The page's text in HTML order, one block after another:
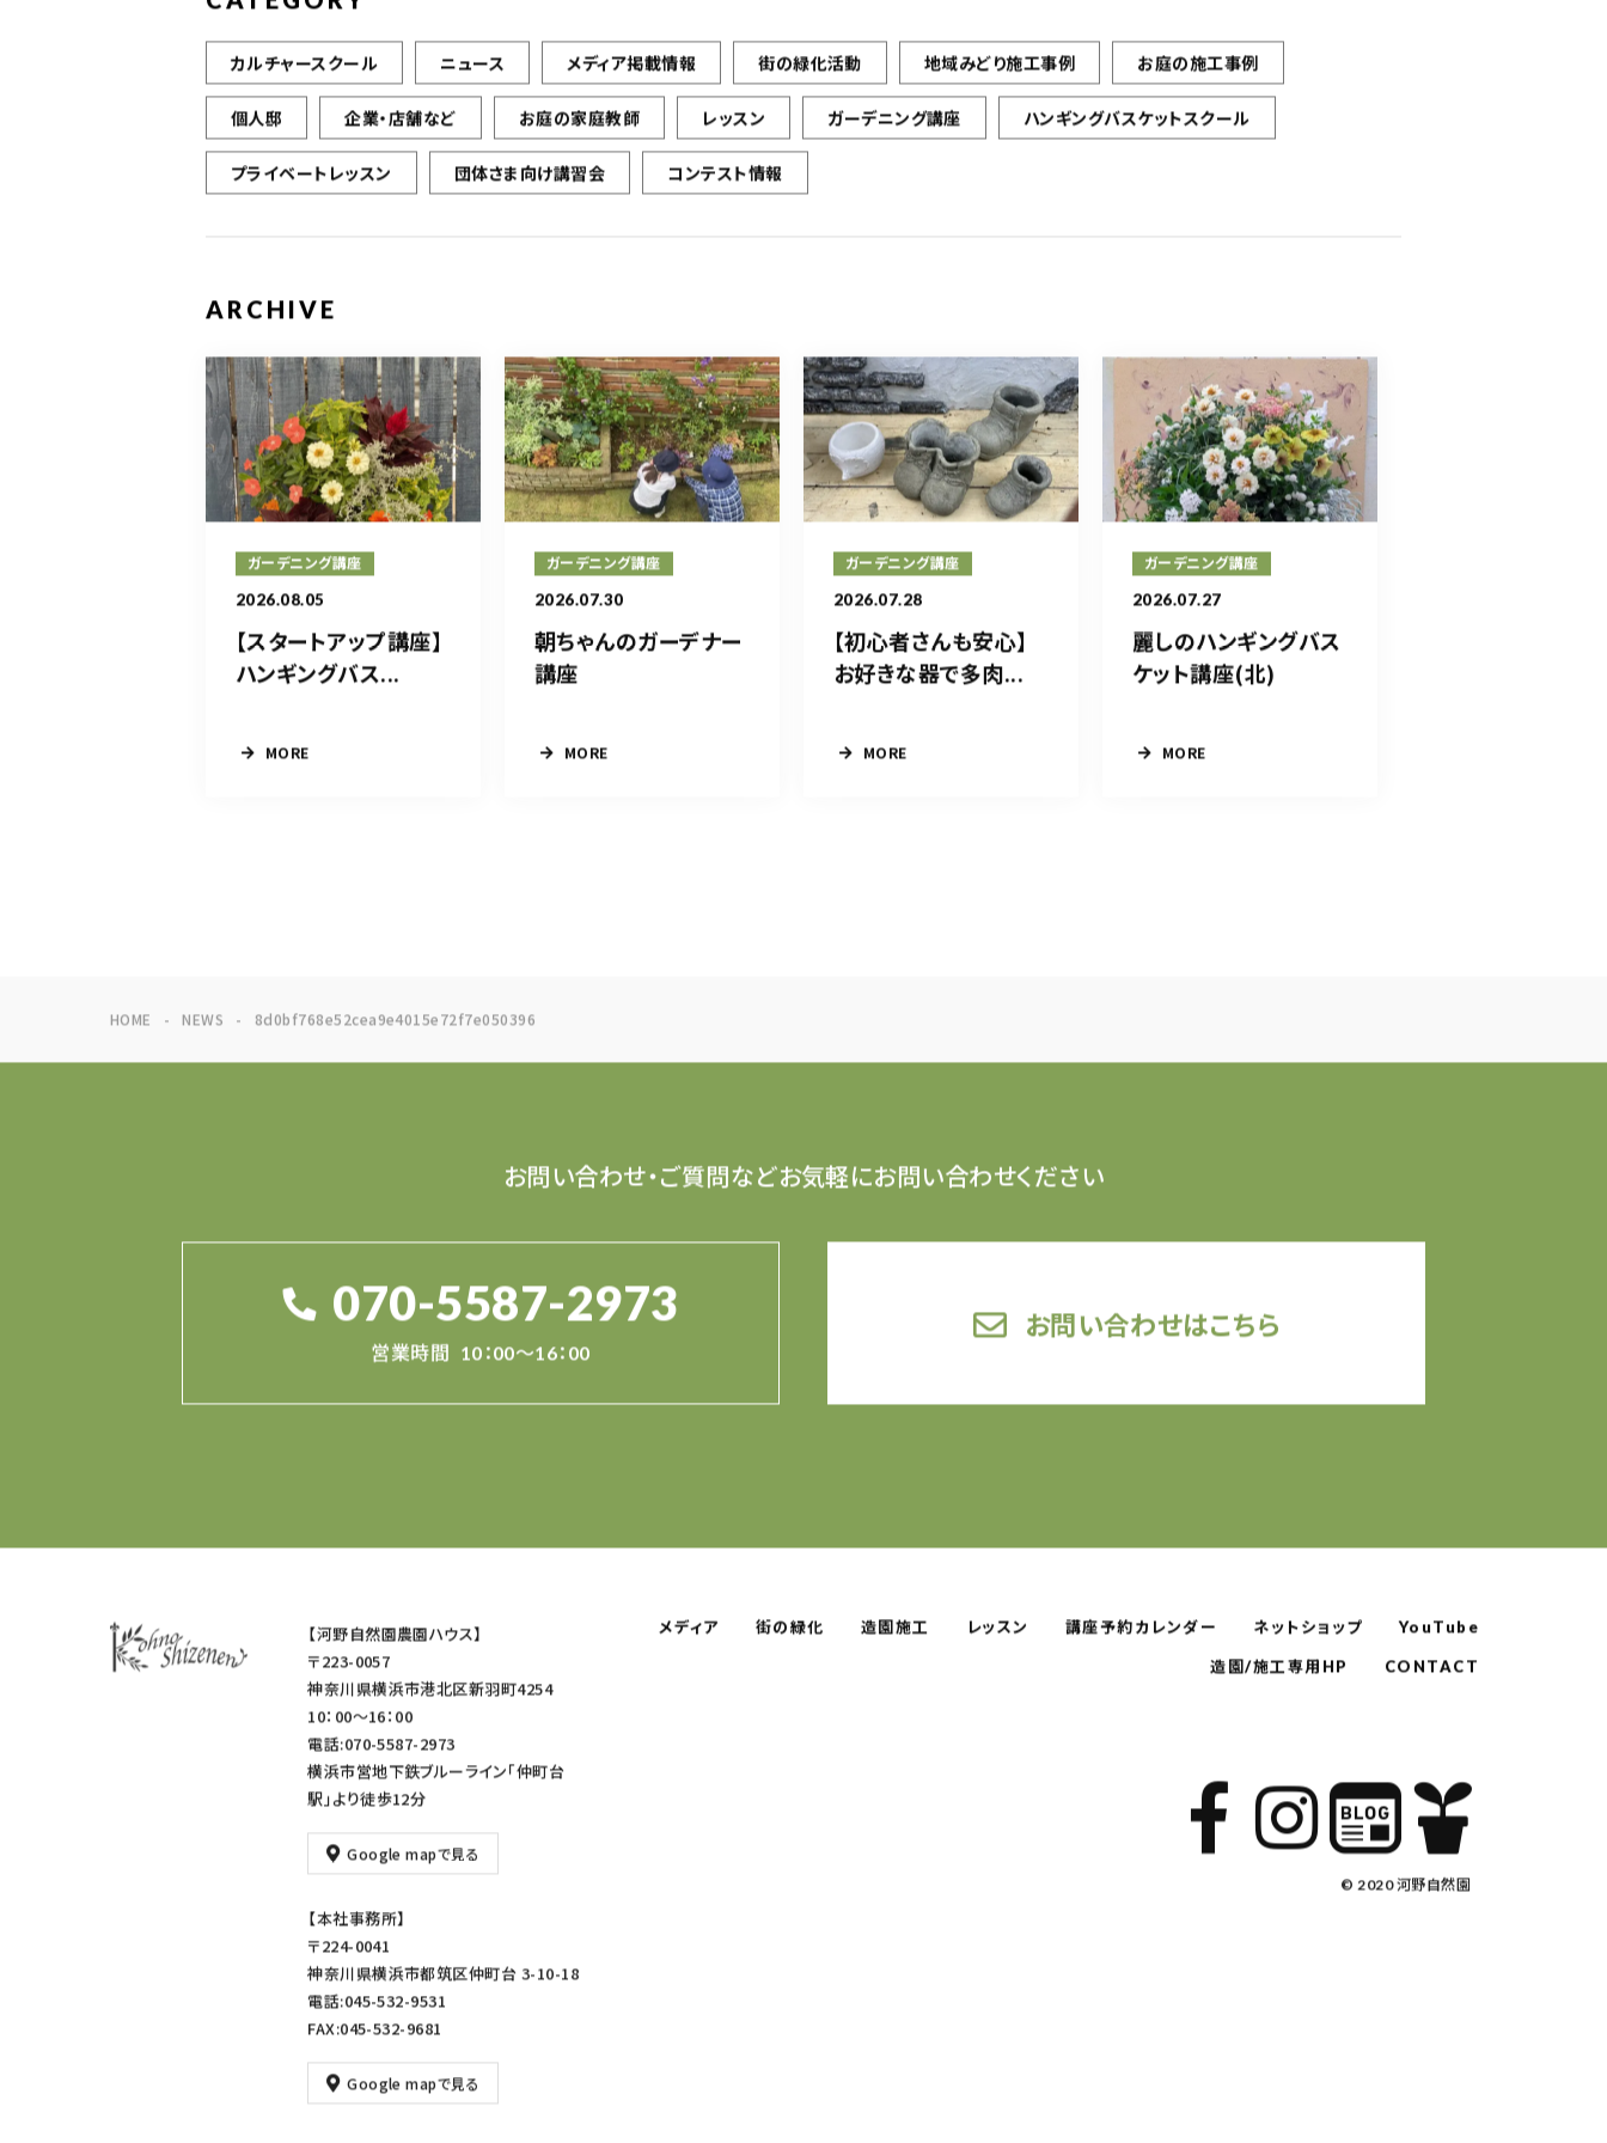
カルチャースクール ニュース メディア掲載情報 街の緑化活動 地域みどり施工事例 お庭の施工事例
個人邸 企業・店舗など お庭の家庭教師 レッスン ガーデニング講座 ハンギングバスケットスクール
プライベートレッスン 団体さま向け講習会 コンテスト情報
ARCHIVE
ガーデニング講座
2026.08.05
【スタートアップ講座】
ハンギングバス...
MORE
ガーデニング講座
2026.07.30
朝ちゃんのガーデナー
講座
MORE
ガーデニング講座
2026.07.28
【初心者さんも安心】
お好きな器で多肉...
MORE
ガーデニング講座
2026.07.27
麗しのハンギングバス
ケット講座(北)
MORE
HOME NEWS 8d0bf768e52cea9e4015e72f7e050396
お問い合わせ・ご質問などお気軽にお問い合わせください
070-5587-2973
営業時間 10：00～16：00
お問い合わせはこちら
【河野自然園農園ハウス】
〒223-0057
神奈川県横浜市港北区新羽町4254
10：00～16：00
電話:070-5587-2973
横浜市営地下鉄ブルーライン「仲町台
駅」より徒歩12分
Google mapで見る
【本社事務所】
〒224-0041
神奈川県横浜市都筑区仲町台 3-10-18
電話:045-532-9531
FAX:045-532-9681
Google mapで見る
メディア 街の緑化 造園施工 レッスン 講座予約カレンダー ネットショップ YouTube
造園/施工専用HP CONTACT
© 2020 河野自然園